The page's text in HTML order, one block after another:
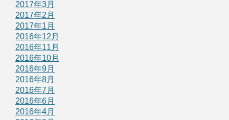
2017年3月
2017年2月
2017年1月
2016年12月
2016年11月
2016年10月
2016年9月
2016年8月
2016年7月
2016年6月
2016年4月